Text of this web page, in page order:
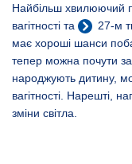
Найбільш хвилюючий
вагітності та
27-м
має хороші шанси
тепер можна почути
народжують дитину,
вагітності. Нарешті,
зміни світла.